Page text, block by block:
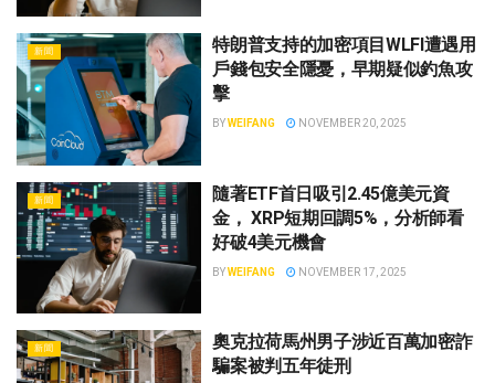
新聞
特朗普支持的加密項目WLFI遭遇用
戶錢包安全隱憂，早期疑似釣魚攻
擊
BYWEIFANG NOVEMBER 20, 2025
新聞
隨著ETF首日吸引2.45億美元資
金， XRP短期回調5%，分析師看
好破4美元機會
BYWEIFANG NOVEMBER 17, 2025
新聞
奧克拉荷馬州男子涉近百萬加密詐
騙案被判五年徒刑